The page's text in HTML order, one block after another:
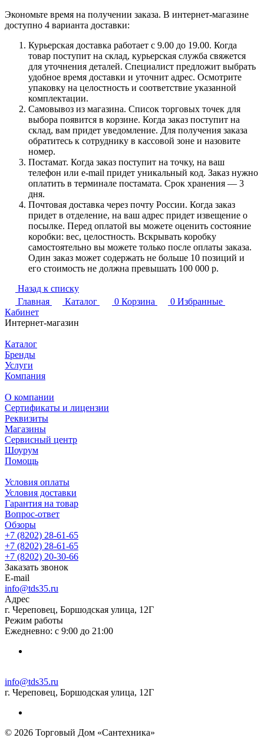
Экономьте время на получении заказа. В интернет-магазине
доступно 4 варианта доставки:
Курьерская доставка работает с 9.00 до 19.00. Когда
товар поступит на склад, курьерская служба свяжется
для уточнения деталей. Специалист предложит выбрать
удобное время доставки и уточнит адрес. Осмотрите
упаковку на целостность и соответствие указанной
комплектации.
Самовывоз из магазина. Список торговых точек для
выбора появится в корзине. Когда заказ поступит на
склад, вам придет уведомление. Для получения заказа
обратитесь к сотруднику в кассовой зоне и назовите
номер.
Постамат. Когда заказ поступит на точку, на ваш
телефон или e-mail придет уникальный код. Заказ нужно
оплатить в терминале постамата. Срок хранения — 3
дня.
Почтовая доставка через почту России. Когда заказ
придет в отделение, на ваш адрес придет извещение о
посылке. Перед оплатой вы можете оценить состояние
коробки: вес, целостность. Вскрывать коробку
самостоятельно вы можете только после оплаты заказа.
Один заказ может содержать не больше 10 позиций и
его стоимость не должна превышать 100 000 р.
Назад к списку
Главная
Каталог 0 Корзина 0 Избранные
Кабинет
Интернет-магазин
Каталог
Бренды
Услуги
Компания
О компании
Сертификаты и лицензии
Реквизиты
Магазины
Сервисный центр
Шоурум
Помощь
Условия оплаты
Условия доставки
Гарантия на товар
Вопрос-ответ
Обзоры
+7 (8202) 28‑61-65
+7 (8202) 28‑61-65
+7 (8202) 20‑30-66
Заказать звонок
E-mail
info@tds35.ru
Адрес
г. Череповец, Боршодская улица, 12Г
Режим работы
Ежедневно: с 9:00 до 21:00
info@tds35.ru
г. Череповец, Боршодская улица, 12Г
© 2026 Торговый Дом «Сантехника»